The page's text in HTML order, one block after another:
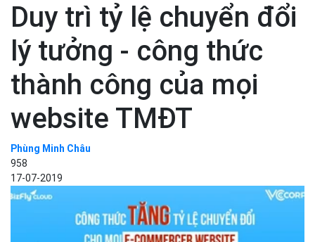
Duy trì tỷ lệ chuyển đổi
lý tưởng - công thức
thành công của mọi
website TMĐT
Phùng Minh Châu
958
17-07-2019